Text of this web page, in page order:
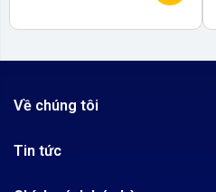
Về chúng tôi
Tin tức